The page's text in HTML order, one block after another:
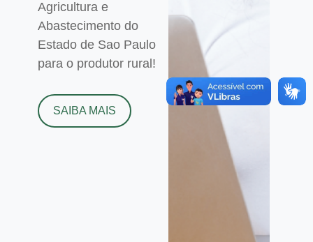
Agricultura e
Abastecimento do
Estado de Sao Paulo
para o produtor rural!
SAIBA MAIS